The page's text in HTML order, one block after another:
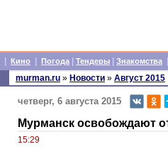
Кино Погода Тендеры Знакомства
murman.ru » Новости » Август 2015
четверг, 6 августа 2015
Мурманск освобождают
15:29